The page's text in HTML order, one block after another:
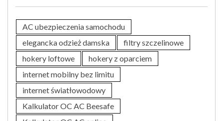
AC ubezpieczenia samochodu
elegancka odzież damska
filtry szczelinowe
hokery loftowe
hokery z oparciem
internet mobilny bez limitu
internet światłowodowy
Kalkulator OC AC Beesafe